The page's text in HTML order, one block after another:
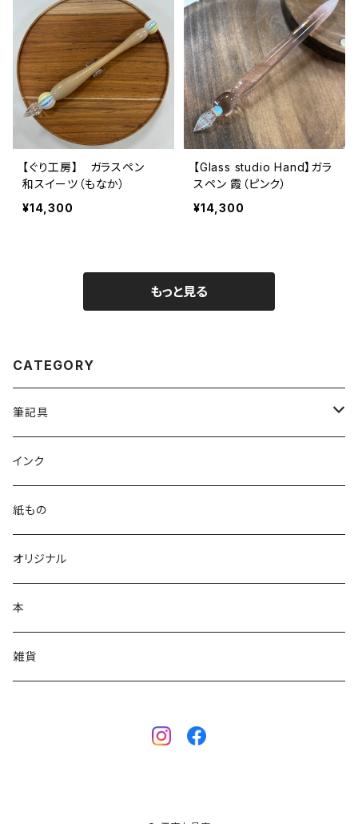
【ぐり工房】 ガラスペン
和スイーツ（もなか）
¥14,300
【Glass studio Hand】ガラ
スペン 霞（ピンク）
¥14,300
もっと見る
CATEGORY
筆記具
ガラスペン
万年筆
多機能ボールペン
単色ボールペン
シャーペンシル
インク
紙もの
オリジナル
本
雑貨